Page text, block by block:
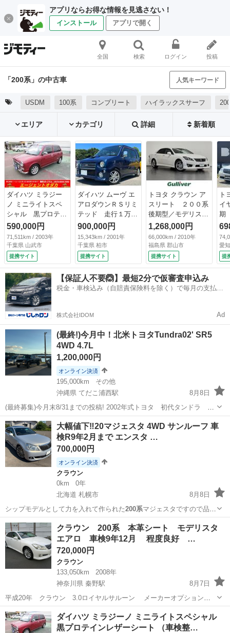
アプリならお得な情報を見逃さない！
インストール アプリで開く
全国 検索 ログイン 投稿
「200系」の中古車 人気キーワード
USDM 100系 コンプリート ハイラックスサーフ
エリア カテゴリ 詳細 新着順
ダイハツ ミラジー
ノ ミニライトスペ
シャル 黒プロテイ
ンレザーシート
（車検整備付）
590,000円
71,511km / 2003年
千葉県 山武市
提携サイト
ダイハツ ムーヴ エ
アロダウンＲＳリミ
テッド 走行１万キ
ロ台 ＨＩＤライ
ト タイミングベル
ト交換済み （検
10.7）
900,000円
15,343km / 2001年
千葉県 柏市
提携サイト
トヨタ クラウン ア
スリート ２００系
後期型／モデリスタ
エアロ／純正８イン
チナビ／バックカメ
ラ／ＥＴＣ／前席パ
ワーシート／クルコ
ン／オートライト／
ＨＩＤヘッドライト
／インテリジェント
ＡＦＳ／左右オート
1,268,000円
66,000km / 2010年
福島県 郡山市
提携サイト
ト
イ
期
ル
ル
ク
ｔ
グ
ト
ト
愛
提
【保証人不要🙆】最短2分で仮審査申込み
税金・車検込み（自賠責保険料を除く）で毎月の支払額
株式会社IDOM Ad
(最終!)今月中！北米トヨタTundra02' SR5
4WD 4.7L
1,200,000円
オンライン決済
195,000km
その他
沖縄県 てだこ浦西駅
8月8日
(最終募集)今月末8/31までの投稿! 2002年式トヨタ 初代タンドラ
4.7L/4WDです。 生活パターンが変わり、別の車種へ乗り換えを検討し
ている為、今回出品しました。 車両の情報は以下になります。 年
式/2002...
沖縄 中頭郡 てだこ浦西駅 トヨタ
大幅値下‼️20マジェスタ 4WD サンルーフ 車
検R9年2月まで エンスタ …
700,000円
オンライン決済
クラウン
0km
0年
北海道 札幌市
8月8日
シップモデルとして力を入れて作られた200系マジェスタですので品質
等は文句なしか…
北海道 札幌市 クラウン 車両
クラウン 200系 本革シート モデリスタ
エアロ 車検9年12月 程度良好 …
720,000円
クラウン
133,050km
2008年
神奈川県 秦野駅
8月7日
平成20年 クラウン 3.0ロイヤルサルーン メーカーオプション
本革シート（全席パワーシート、ヒーター、前席ベンチレーション、
リアリクライニング、クールボックス、電動リアサンシェード）、ト
ヨタプレミアムサウンドシステム...
神奈川 秦野市 秦野駅
ダイハツ ミラジーノ ミニライトスペシャル
黒プロテインレザーシート （車検整…